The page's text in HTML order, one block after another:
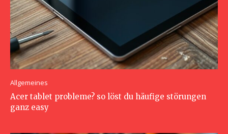
Allgemeines
Acer tablet probleme? so löst du häufige störungen
ganz easy